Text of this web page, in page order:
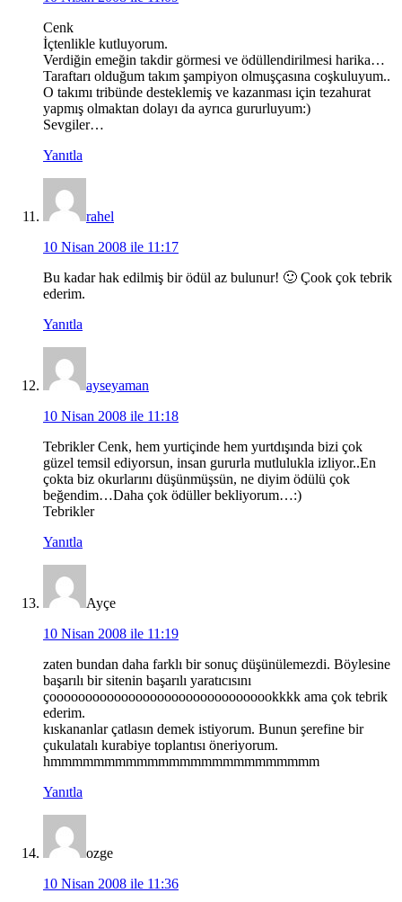
Cenk
İçtenlikle kutluyorum.
Verdiğin emeğin takdir görmesi ve ödüllendirilmesi harika…
Taraftarı olduğum takım şampiyon olmuşçasına coşkuluyum..
O takımı tribünde desteklemiş ve kazanması için tezahurat
yapmış olmaktan dolayı da ayrıca gururluyum:)
Sevgiler…
Yanıtla
rahel
10 Nisan 2008 ile 11:17
Bu kadar hak edilmiş bir ödül az bulunur! 🙂 Çook çok tebrik
ederim.
Yanıtla
ayseyaman
10 Nisan 2008 ile 11:18
Tebrikler Cenk, hem yurtiçinde hem yurtdışında bizi çok
güzel temsil ediyorsun, insan gururla mutlulukla izliyor..En
çokta biz okurlarını düşünmüşsün, ne diyim ödülü çok
beğendim…Daha çok ödüller bekliyorum…:)
Tebrikler
Yanıtla
Ayçe
10 Nisan 2008 ile 11:19
zaten bundan daha farklı bir sonuç düşünülemezdi. Böylesine
başarılı bir sitenin başarılı yaratıcısını
çoooooooooooooooooooooooooooooookkkk ama çok tebrik
ederim.
kıskananlar çatlasın demek istiyorum. Bunun şerefine bir
çukulatalı kurabiye toplantısı öneriyorum.
hmmmmmmmmmmmmmmmmmmmmmmmmm
Yanıtla
ozge
10 Nisan 2008 ile 11:36